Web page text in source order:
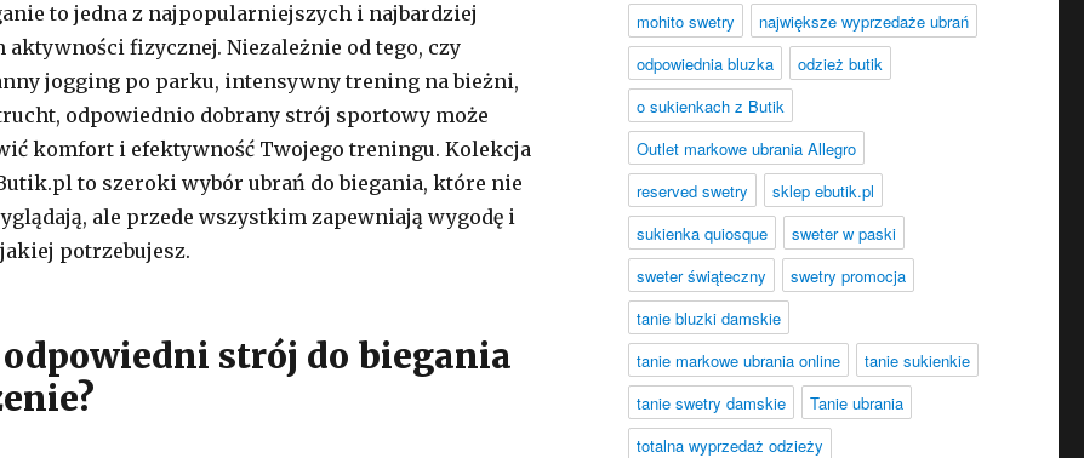
to jedna z najpopularniejszych i najbardziej
aktywności fizycznej. Niezależnie od tego, czy
jogging po parku, intensywny trening na bieżni,
odpowiednio dobrany strój sportowy może
komfort i efektywność Twojego treningu. Kolekcja
to szeroki wybór ubrań do biegania, które nie
ale przede wszystkim zapewniają wygodę i
potrzebujesz.
odpowiedni strój do biegania
mohito swetry
największe wyprzedaże ubrań
odpowiednia bluzka
odzież butik
o sukienkach z Butik
Outlet markowe ubrania Allegro
reserved swetry
sklep ebutik.pl
sukienka quiosque
sweter w paski
sweter świąteczny
swetry promocja
tanie bluzki damskie
tanie markowe ubrania online
tanie sukienkie
tanie swetry damskie
Tanie ubrania
totalna wyprzedaż odzieży